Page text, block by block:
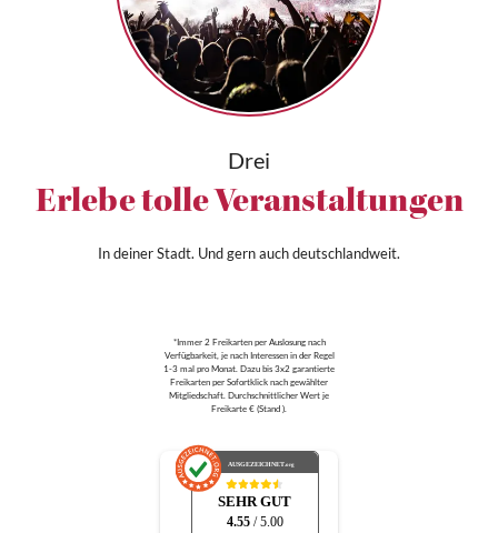
Drei
Erlebe tolle Veranstaltungen
In deiner Stadt. Und gern auch deutschlandweit.
*Immer 2 Freikarten per Auslosung nach
Verfügbarkeit, je nach Interessen in der Regel
1-3 mal pro Monat. Dazu bis 3x2 garantierte
Freikarten per Sofortklick nach gewählter
Mitgliedschaft. Durchschnittlicher Wert je
Freikarte € (Stand ).
AUSGEZEICHNET.org
SEHR GUT
4.55 / 5.00